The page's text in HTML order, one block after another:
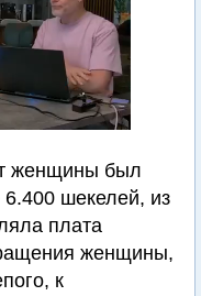
женщины был
6.400 шекелей, из
плата
женщины,
к